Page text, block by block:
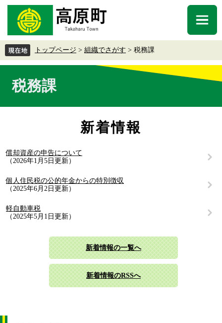
先
頭
を
飛
ニ
ュ
トップページ > 組織でさがす > 税務課
税務課
新着情報
償却資産の申告について
2026年1月5日更新
個人住民税の公的年金からの特別徴収
2025年6月2日更新
軽自動車税
2025年5月1日更新
新着情報の一覧へ
新着情報のRSSへ